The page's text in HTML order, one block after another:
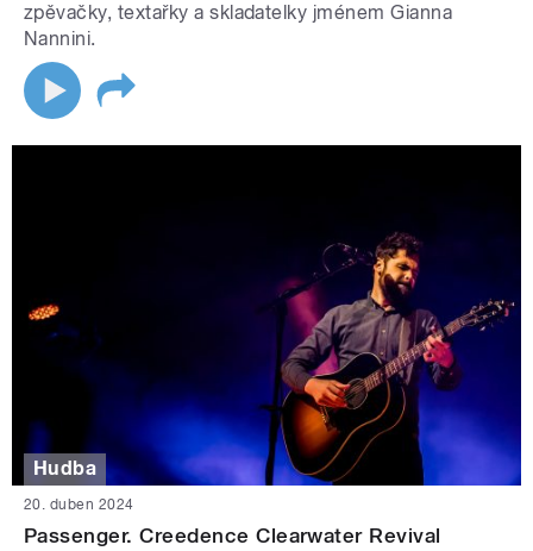
zpěvačky, textařky a skladatelky jménem Gianna
Nannini.
Hudba
20. duben 2024
Passenger. Creedence Clearwater Revival